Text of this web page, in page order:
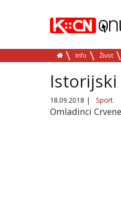
Info Život
18.09.2018 | Sport
Omladinci